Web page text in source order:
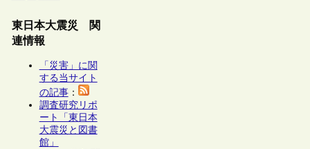
東日本大震災 関
連情報
「災害」に関
する当サイト
の記事：
調査研究リポ
ート「東日本
大震災と図書
館」